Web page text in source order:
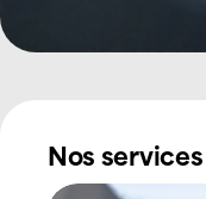
Nos services